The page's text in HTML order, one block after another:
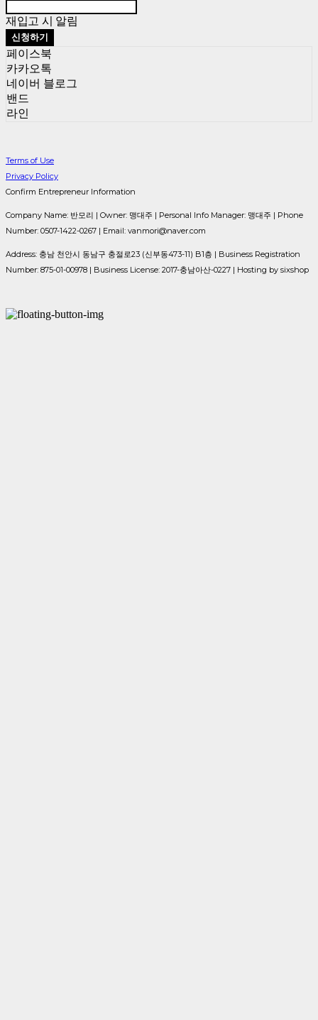
재입고 시 알림
신청하기
페이스북
카카오톡
네이버 블로그
밴드
라인
Terms of Use
Privacy Policy
Confirm Entrepreneur Information
Company Name: 반모리 | Owner: 맹대주 | Personal Info Manager: 맹대주 | Phone
Number: 0507-1422-0267 | Email: vanmori@naver.com
Address: 충남 천안시 동남구 충절로23 (신부동473-11) B1층 | Business Registration
Number: 875-01-00978 | Business License: 2017-충남아산-0227 | Hosting by sixshop